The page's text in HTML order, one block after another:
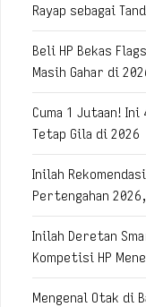
Rayap sebagai
Beli HP Bekas
Masih Gahar di
Cuma 1 Jutaan! Ini
Tetap Gila di 2026
Inilah
Pertengahan 2026,
Inilah Deretan
Kompetisi HP
Mengenal Otak di